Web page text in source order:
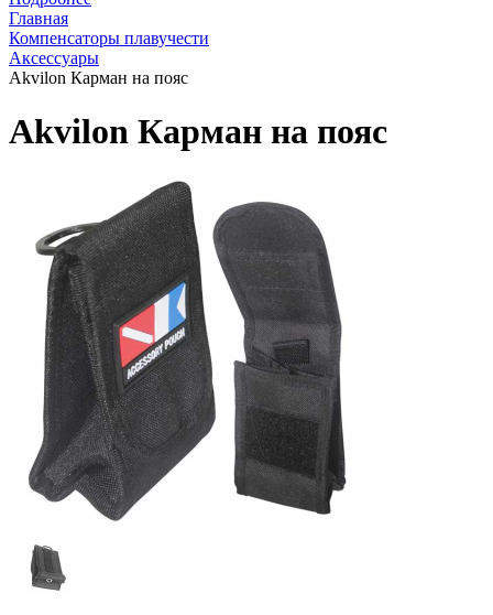
Главная
Компенсаторы плавучести
Аксессуары
Akvilon Карман на пояс
Akvilon Карман на пояс